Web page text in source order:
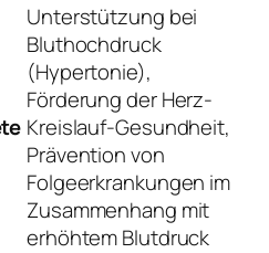
Unterstützung bei
Bluthochdruck
(Hypertonie),
Förderung der Herz-
Kreislauf-Gesundheit,
Prävention von
Folgeerkrankungen im
Zusammenhang mit
erhöhtem Blutdruck